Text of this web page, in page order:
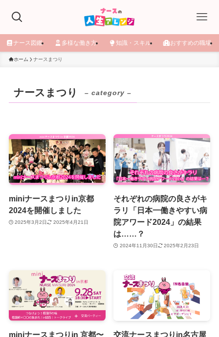
ナース図鑑 多様な働き方 知識・スキル おすすめの職場
ホーム ナースまつり
ナースまつり – category –
miniナースまつりin京都
2024を開催しました
2025年3月2日 2025年4月21日
それぞれの病院の良さがキ
ラリ「日本一働きやすい病
院アワード2024」の結果
は……？
2024年11月30日 2025年2月23日
miniナースまつりin 京都〜
交流ナースまつりin名古屋